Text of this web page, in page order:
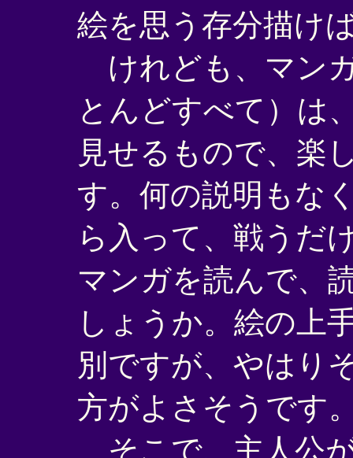
絵を思う存分描け
けれども、マン
とんどすべて）は
見せるもので、楽
す。何の説明もな
ら入って、戦うだ
マンガを読んで、
しょうか。絵の上
別ですが、やはり
方がよさそうです
そこで、主人公